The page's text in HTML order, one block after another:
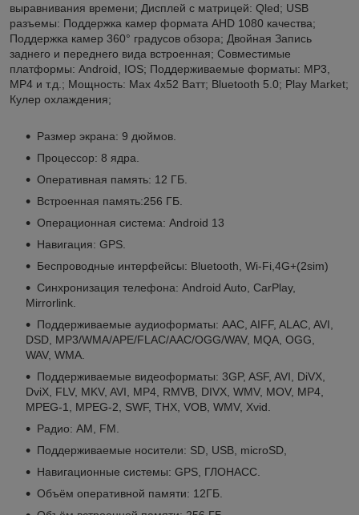
выравнивания времени; Дисплей с матрицей: Qlеd; USВ
разъемы: Поддержка камер формата АНD 1080 качества;
Поддержка камер 360° градусов обзора; Двойная Запись
заднего и переднего вида встроенная; Совместимые
платформы: Аndrоid, IОS; Поддерживаемые форматы: МР3,
МР4 и т.д.; Мощность: Мах 4х52 Ватт; Вluеtооth 5.0; Рlаy Маrkеt;
Кулер охлаждения;
Размер экрана: 9 дюймов.
Процессор: 8 ядра.
Оперативная память: 12 ГБ.
Встроенная память:256 ГБ.
Операционная система: Android 13
Навигация: GPS.
Беспроводные интерфейсы: Bluetooth, Wi-Fi,4G+(2sim)
Синхронизация телефона: Android Auto, CarPlay,
Mirrorlink.
Поддерживаемые аудиоформаты: AAC, AIFF, ALAC, AVI,
DSD, MP3/WMA/APE/FLAC/AAC/OGG/WAV, MQA, OGG,
WAV, WMA.
Поддерживаемые видеоформаты: 3GP, ASF, AVI, DiVX,
DviX, FLV, MKV, AVI, MP4, RMVB, DIVX, WMV, MOV, MP4,
MPEG-1, MPEG-2, SWF, THX, VOB, WMV, Xvid.
Радио: AM, FM.
Поддерживаемые носители: SD, USB, microSD,
Навигационные системы: GPS, ГЛОНАСС.
Объём оперативной памяти: 12ГБ.